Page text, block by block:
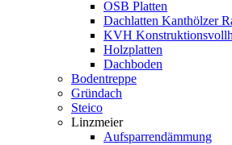
OSB Platten
Dachlatten Kanthölzer
KVH
Holzplatten
Dachboden
Bodentreppe
Gründach
Steico
Linzmeier
Aufsparrendämmung